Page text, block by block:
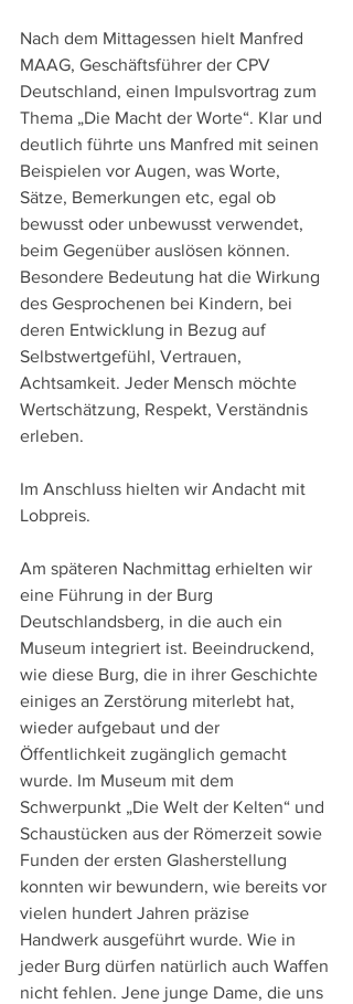
Nach dem Mittagessen hielt Manfred
MAAG, Geschäftsführer der CPV
Deutschland, einen Impulsvortrag zum
Thema „Die Macht der Worte“. Klar und
deutlich führte uns Manfred mit seinen
Beispielen vor Augen, was Worte,
Sätze, Bemerkungen etc, egal ob
bewusst oder unbewusst verwendet,
beim Gegenüber auslösen können.
Besondere Bedeutung hat die Wirkung
des Gesprochenen bei Kindern, bei
deren Entwicklung in Bezug auf
Selbstwertgefühl, Vertrauen,
Achtsamkeit. Jeder Mensch möchte
Wertschätzung, Respekt, Verständnis
erleben.
Im Anschluss hielten wir Andacht mit
Lobpreis.
Am späteren Nachmittag erhielten wir
eine Führung in der Burg
Deutschlandsberg, in die auch ein
Museum integriert ist. Beeindruckend,
wie diese Burg, die in ihrer Geschichte
einiges an Zerstörung miterlebt hat,
wieder aufgebaut und der
Öffentlichkeit zugänglich gemacht
wurde. Im Museum mit dem
Schwerpunkt „Die Welt der Kelten“ und
Schaustücken aus der Römerzeit sowie
Funden der ersten Glasherstellung
konnten wir bewundern, wie bereits vor
vielen hundert Jahren präzise
Handwerk ausgeführt wurde. Wie in
jeder Burg dürfen natürlich auch Waffen
nicht fehlen. Jene junge Dame, die uns